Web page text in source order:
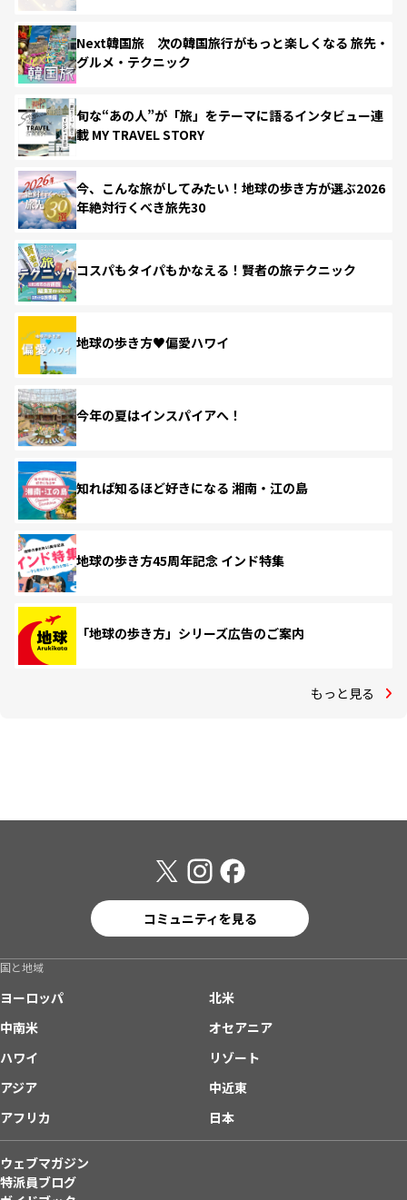
Next韓国旅 次の韓国旅行がもっと楽しくなる 旅先・
グルメ・テクニック
旬な“あの人”が「旅」をテーマに語るインタビュー連
載 MY TRAVEL STORY
今、こんな旅がしてみたい！地球の歩き方が選ぶ2026
年絶対行くべき旅先30
コスパもタイパもかなえる！賢者の旅テクニック
地球の歩き方♥偏愛ハワイ
今年の夏はインスパイアへ！
知れば知るほど好きになる 湘南・江の島
地球の歩き方45周年記念 インド特集
「地球の歩き方」シリーズ広告のご案内
もっと見る
コミュニティを見る
国と地域
ヨーロッパ
北米
中南米
オセアニア
ハワイ
リゾート
アジア
中近東
アフリカ
日本
ウェブマガジン
特派員ブログ